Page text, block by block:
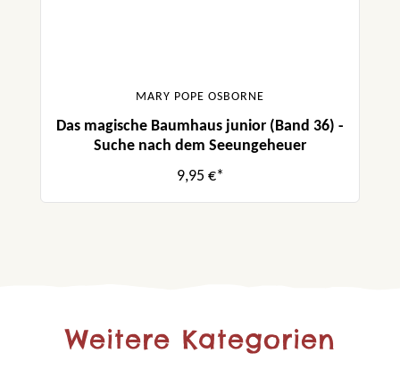
MARY POPE OSBORNE
Das magische Baumhaus junior (Band 36) -
Suche nach dem Seeungeheuer
9,95 €*
Weitere Kategorien